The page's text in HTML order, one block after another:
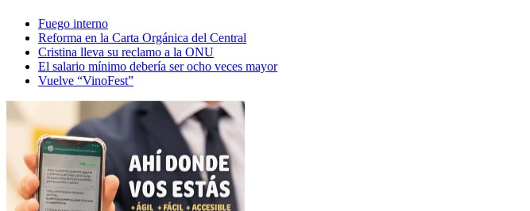
Fuego interno
Reforma en la Carta Orgánica del Central
Cristina lleva su reclamo a la ONU
El salario mínimo debería ser ocho veces mayor
Vuelve “VinoFest”